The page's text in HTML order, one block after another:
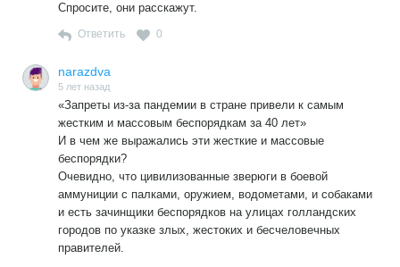
Спросите, они расскажут.
Ответить 0
narazdva
5 лет назад
«Запреты из-за пандемии в стране привели к самым
жестким и массовым беспорядкам за 40 лет»
И в чем же выражались эти жесткие и массовые
беспорядки?
Очевидно, что цивилизованные зверюги в боевой
аммуниции с палками, оружием, водометами, и собаками
и есть зачинщики беспорядков на улицах голландских
городов по указке злых, жестоких и бесчеловечных
правителей.